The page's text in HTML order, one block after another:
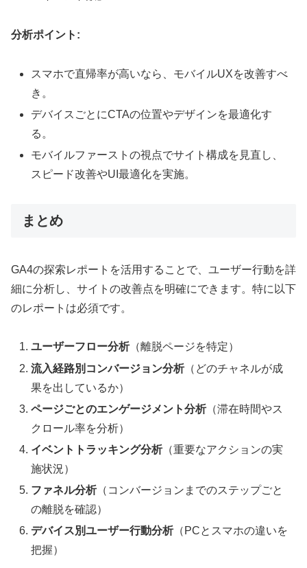
分析ポイント:
スマホで直帰率が高いなら、モバイルUXを改善すべ
き。
デバイスごとにCTAの位置やデザインを最適化す
る。
モバイルファーストの視点でサイト構成を見直し、
スピード改善やUI最適化を実施。
まとめ
GA4の探索レポートを活用することで、ユーザー行動を詳
細に分析し、サイトの改善点を明確にできます。特に以下
のレポートは必須です。
ユーザーフロー分析（離脱ページを特定）
流入経路別コンバージョン分析（どのチャネルが成
果を出しているか）
ページごとのエンゲージメント分析（滞在時間やス
クロール率を分析）
イベントトラッキング分析（重要なアクションの実
施状況）
ファネル分析（コンバージョンまでのステップごと
の離脱を確認）
デバイス別ユーザー行動分析（PCとスマホの違いを
把握）